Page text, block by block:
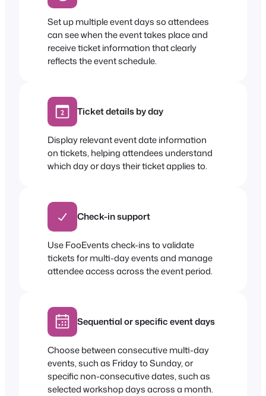
Set up multiple event days so attendees
can see when the event takes place and
receive ticket information that clearly
reflects the event schedule.
Ticket details by day
Display relevant event date information
on tickets, helping attendees understand
which day or days their ticket applies to.
Check-in support
Use FooEvents check-ins to validate
tickets for multi-day events and manage
attendee access across the event period.
Sequential or specific event days
Choose between consecutive multi-day
events, such as Friday to Sunday, or
specific non-consecutive dates, such as
selected workshop days across a month.